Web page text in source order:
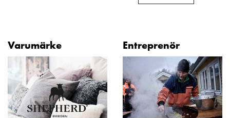
Varumärke Entreprenör